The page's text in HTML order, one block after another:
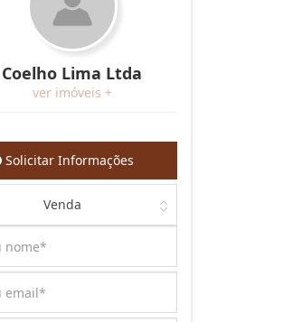
Coelho Lima Ltda
ver imóveis +
Solicitar Informações
Venda